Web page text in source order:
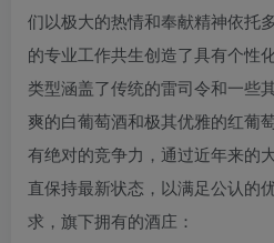
们以极大的热情和奉献精神依托
的专业工作共生创造了具有个性
类型涵盖了传统的雷司令和一些
爽的白葡萄酒和极其优雅的红葡
有绝对的竞争力，通过近年来的
直保持最新状态，以满足公认的
求，旗下拥有的酒庄：